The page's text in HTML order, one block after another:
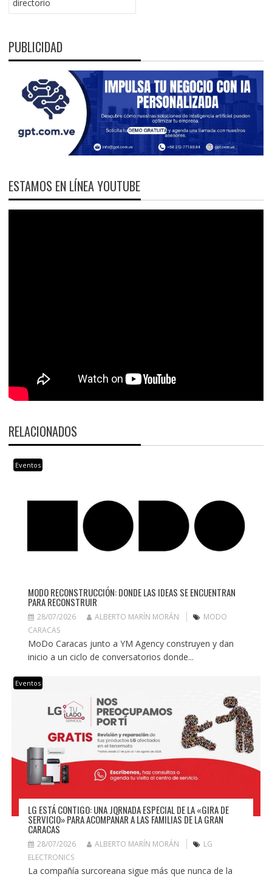
directorio
PUBLICIDAD
ESTAMOS EN LÍNEA YOUTUBE
RELACIONADOS
Eventos
MODO RECONSTRUCCIÓN: DONDE LAS IDEAS SE ENCUENTRAN
PARA RECONSTRUIR
28/07/2026 ALBERTO MARÍN MORÁN
MODO
CARACAS
MoDo Caracas junto a YM Agency construyen y dan
inicio a un ciclo de conversatorios donde...
Eventos
LG ESTÁ CONTIGO: UNA JORNADA ESPECIAL DE LA «GIRA DE
SERVICIO» PARA ACOMPAÑAR A LAS FAMILIAS DE LA GRAN
CARACAS
28/07/2026 ALBERTO MARÍN MORÁN
LG
ELECTRONICS
La compañía surcoreana sigue más que nunca de la